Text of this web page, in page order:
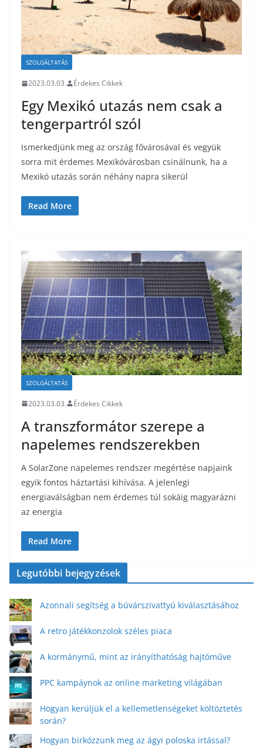
SZOLGÁLTATÁS
2023.03.03. Érdekes Cikkek
Egy Mexikó utazás nem csak a
tengerpartról szól
Ismerkedjünk meg az ország fővárosával és vegyük
sorra mit érdemes Mexikóvárosban csinálnunk, ha a
Mexikó utazás során néhány napra sikerül
Read More
SZOLGÁLTATÁS
2023.03.03. Érdekes Cikkek
A transzformátor szerepe a
napelemes rendszerekben
A SolarZone napelemes rendszer megértése napjaink
egyik fontos háztartási kihívása. A jelenlegi
energiaválságban nem érdemes túl sokáig magyarázni
az energia
Read More
Legutóbbi bejegyzések
Azonnali segítség a búvárszivattyú kiválasztásához
A retro játékkonzolok széles piaca
A kormánymű, mint az irányíthatóság hajtóműve
PPC kampáynok az online marketing világában
Hogyan kerüljük el a kellemetlenségeket költöztetés
során?
Hogyan birkózzunk meg az ágyi poloska irtással?